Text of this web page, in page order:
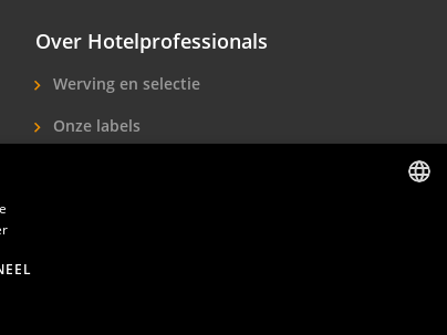
Over Hotelprofessionals
Werving en selectie
Onze labels